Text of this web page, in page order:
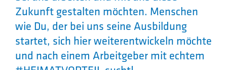
Zukunft gestalten möchten. Menschen
wie Du, der bei uns seine Ausbildung
startet, sich hier weiterentwickeln möchte
und nach einem Arbeitgeber mit echtem